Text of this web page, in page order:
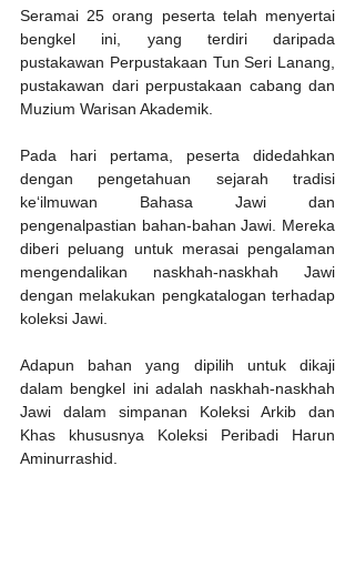
Seramai 25 orang peserta telah menyertai
bengkel ini, yang terdiri daripada
pustakawan Perpustakaan Tun Seri Lanang,
pustakawan dari perpustakaan cabang dan
Muzium Warisan Akademik.
Pada hari pertama, peserta didedahkan
dengan pengetahuan sejarah tradisi
ke‘ilmuwan Bahasa Jawi dan
pengenalpastian bahan-bahan Jawi. Mereka
diberi peluang untuk merasai pengalaman
mengendalikan naskhah-naskhah Jawi
dengan melakukan pengkatalogan terhadap
koleksi Jawi.
Adapun bahan yang dipilih untuk dikaji
dalam bengkel ini adalah naskhah-naskhah
Jawi dalam simpanan Koleksi Arkib dan
Khas khususnya Koleksi Peribadi Harun
Aminurrashid.